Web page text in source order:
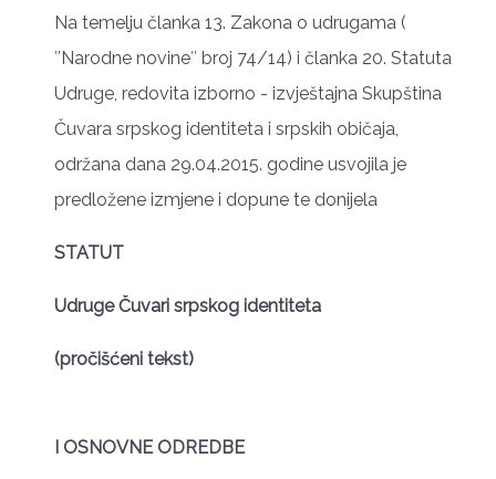
Na temelju članka 13. Zakona o udrugama (
″Narodne novine″ broj 74/14) i članka 20. Statuta
Udruge, redovita izborno - izvještajna Skupština
Čuvara srpskog identiteta i srpskih običaja,
održana dana 29.04.2015. godine usvojila je
predložene izmjene i dopune te donijela
STATUT
Udruge Čuvari srpskog identiteta
(pročišćeni tekst)
I OSNOVNE ODREDBE